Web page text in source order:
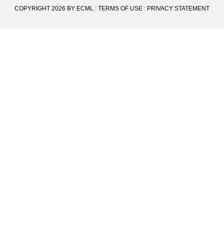
COPYRIGHT 2026 BY ECML : TERMS OF USE : PRIVACY STATEMENT